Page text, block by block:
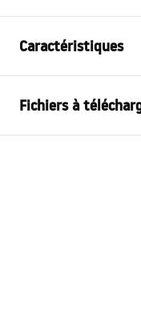
Caractéristiques
Méthode de montage
Couleur
Fichiers à